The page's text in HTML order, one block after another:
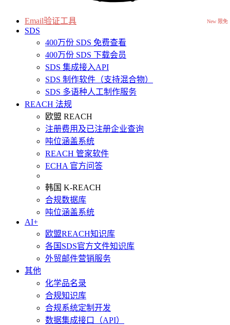
Email验证工具 New 限免
SDS
400万份 SDS 免费查看
400万份 SDS 下载会员
SDS 集成接入API
SDS 制作软件（支持混合物）
SDS 多语种人工制作服务
REACH 法规
欧盟 REACH
注册费用及已注册企业查询
吨位涵盖系统
REACH 管家软件
ECHA 官方问答
韩国 K-REACH
合规数据库
吨位涵盖系统
AI+
欧盟REACH知识库
各国SDS官方文件知识库
外贸邮件营销服务
其他
化学品名录
合规知识库
合规系统定制开发
数据集成接口（API）